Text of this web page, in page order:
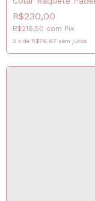
R$230,00
R$218,50 com Pix
3 x de R$76,67 sem juros